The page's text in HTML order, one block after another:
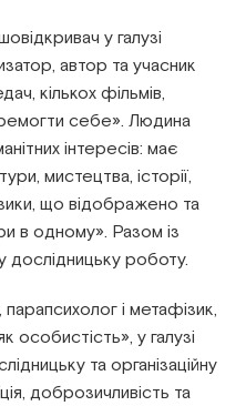
у галузі
автор та учасник
кількох фільмів,
себе». Людина
інтересів: має
мистецтва, історії,
що відображено та
в одному». Разом із
дослідницьку роботу.
і метафізик,
особистість», у галузі
та організаційну
доброзичливість та